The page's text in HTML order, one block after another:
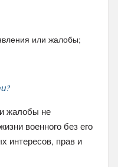
или жалобы;
жалобы не
военного без его
интересов, прав и